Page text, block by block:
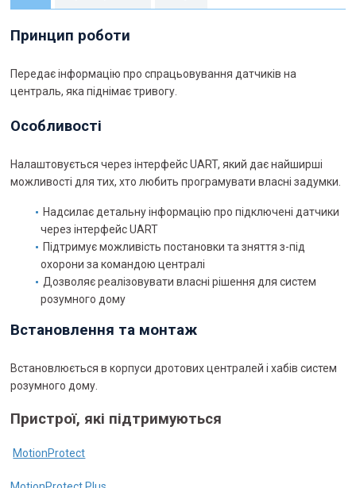
Принцип роботи
Передає інформацію про спрацьовування датчиків на
централь, яка піднімає тривогу.
Особливості
Налаштовується через інтерфейс UART, який дає найширші
можливості для тих, хто любить програмувати власні задумки.
Надсилає детальну інформацію про підключені датчики
через інтерфейс UART
Підтримує можливість постановки та зняття з-під
охорони за командою централі
Дозволяє реалізовувати власні рішення для систем
розумного дому
Встановлення та монтаж
Встановлюється в корпуси дротових централей і хабів систем
розумного дому.
Пристрої, які підтримуються
MotionProtect